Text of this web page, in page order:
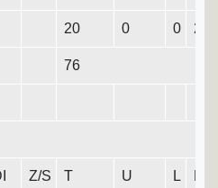
20 0 0 20
76
Z/S T U L